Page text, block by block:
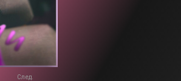
След.